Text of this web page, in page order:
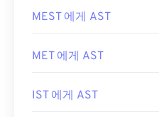
MEST 에게 AST
MET 에게 AST
IST 에게 AST